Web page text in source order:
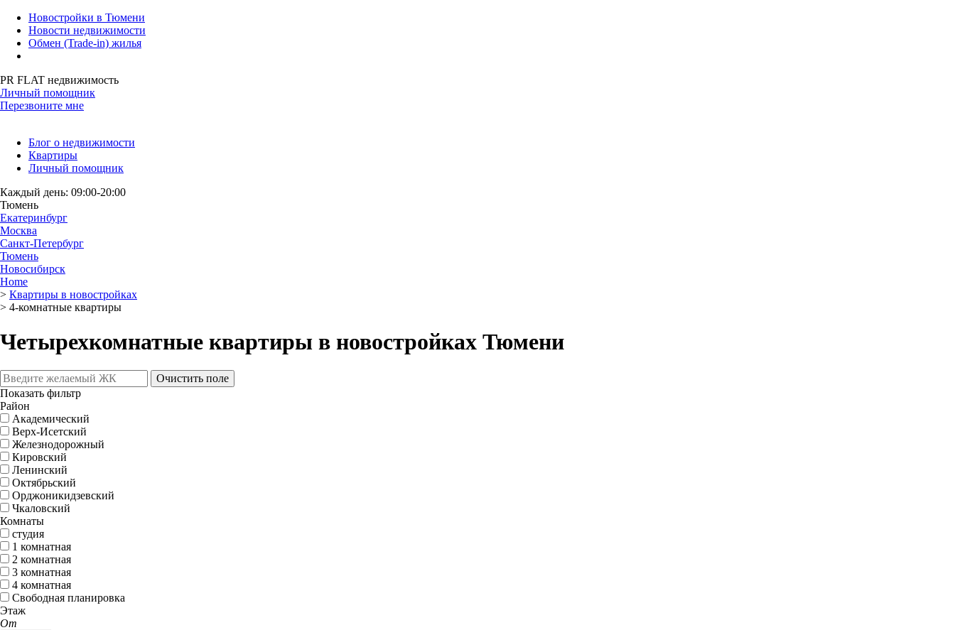
Новостройки в Тюмени
Новости недвижимости
Обмен (Trade-in) жилья
PR FLAT недвижимость
Личный помощник
Перезвоните мне
Блог о недвижимости
Квартиры
Личный помощник
Каждый день: 09:00-20:00
Тюмень
Екатеринбург
Москва
Санкт-Петербург
Тюмень
Новосибирск
Home
> Квартиры в новостройках
> 4-комнатные квартиры
Четырехкомнатные квартиры в новостройках Тюмени
Очистить поле
Показать фильтр
Район
Академический
Верх-Исетский
Железнодорожный
Кировский
Ленинский
Октябрьский
Орджоникидзевский
Чкаловский
Комнаты
студия
1 комнатная
2 комнатная
3 комнатная
4 комнатная
Свободная планировка
Этаж
От